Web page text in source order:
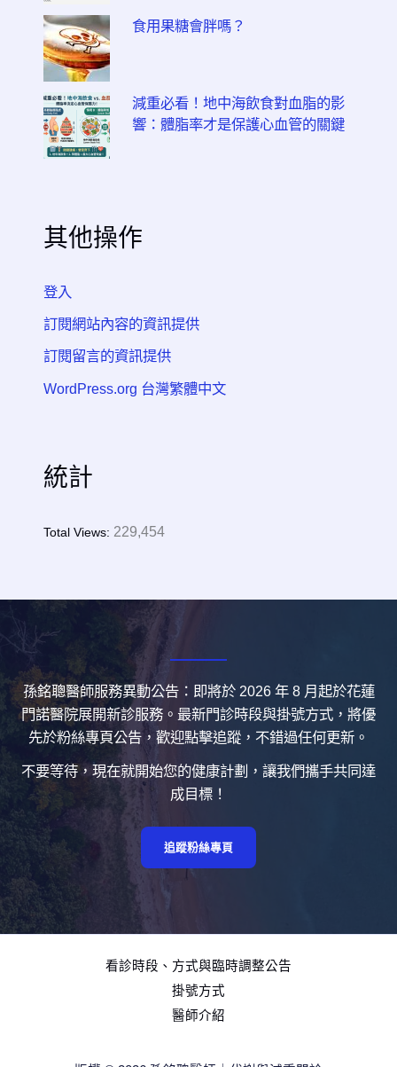
食用果糖會胖嗎？
減重必看！地中海飲食對血脂的影
響：體脂率才是保護心血管的關鍵
其他操作
登入
訂閱網站內容的資訊提供
訂閱留言的資訊提供
WordPress.org 台灣繁體中文
統計
Total Views: 229,454
孫銘聰醫師服務異動公告：即將於 2026 年 8 月起於花蓮
門諾醫院展開新診服務。最新門診時段與掛號方式，將優
先於粉絲專頁公告，歡迎點擊追蹤，不錯過任何更新。
不要等待，現在就開始您的健康計劃，讓我們攜手共同達
成目標！
追蹤粉絲專頁
看診時段、方式與臨時調整公告
掛號方式
醫師介紹